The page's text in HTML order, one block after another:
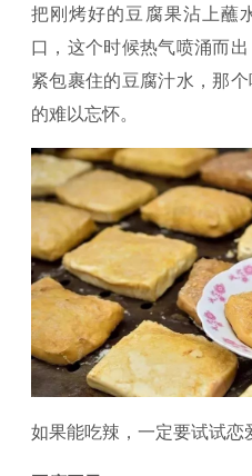
把刚烤好的豆腐果沾上蘸
口，这个时候热气喷涌而
紧包裹住的豆腐汁水，那
的难以忘怀。
如果能吃辣，一定要试试恋